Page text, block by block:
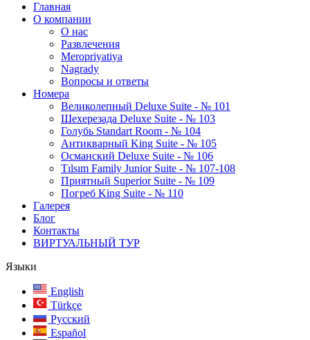
Главная
О компании
О нас
Развлечения
Meropriyatiya
Nagrady
Вопросы и ответы
Номера
Великолепный Deluxe Suite - № 101
Шехерезада Deluxe Suite - № 103
Голубь Standart Room - № 104
Антикварный King Suite - № 105
Османский Deluxe Suite - № 106
Tılsım Family Junior Suite - № 107-108
Приятный Superior Suite - № 109
Погреб King Suite - № 110
Галерея
Блог
Контакты
ВИРТУАЛЬНЫЙ ТУР
Языки
English
Türkçe
Русский
Español